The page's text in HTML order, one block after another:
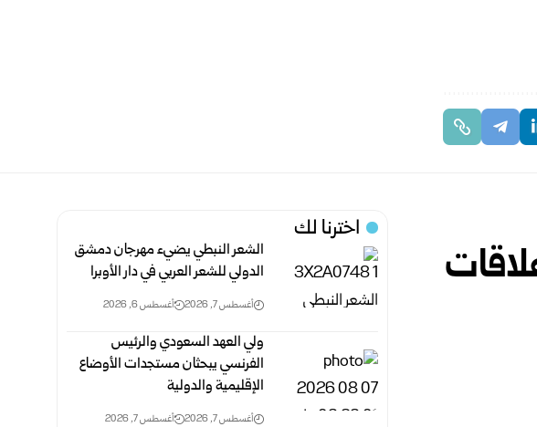
اخترنا لك
الشعر النبطي يضيء مهرجان دمشق
الدولي للشعر العربي في دار الأوبرا
أغسطس 7, 2026 أغسطس 6, 2026
ولي العهد السعودي والرئيس
الفرنسي يبحثان مستجدات الأوضاع
الإقليمية والدولية
أغسطس 7, 2026 أغسطس 7, 2026